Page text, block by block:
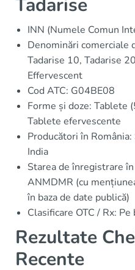
Tadarise
INN (Numele Comun
Denominări comerciale
Tadarise 10, Tadarise
Effervescent
Cod ATC: G04BE08
Forme și doze: Tablete
Tablete efervescente
Producători în
India
Starea de înregistrare
ANMDMR (cu
în baza de date publică)
Clasificare OTC / Rx:
Rezultate
Recente